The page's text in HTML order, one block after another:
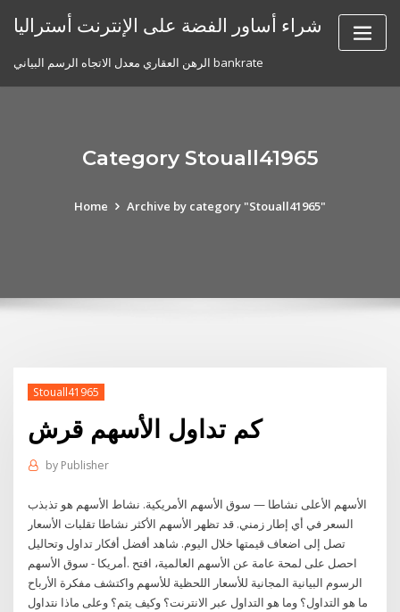
شراء أساور الفضة على الإنترنت أستراليا
الرهن العقاري معدل الاتجاه الرسم البياني bankrate
Category Stouall41965
Home Archive by category "Stouall41965"
Stouall41965
كم تداول الأسهم قرش
by Publisher
الأسهم الأعلى نشاطا — سوق الأسهم الأمريكية. نشاط الأسهم هو تذبذب
السعر في أي إطار زمني. قد تظهر الأسهم الأكثر نشاطا تقلبات الأسعار
تصل إلى اضعاف قيمتها خلال اليوم. شاهد أفضل أفكار تداول وتحاليل
سوق الأسهم - ‎أمريكا‎. احصل على لمحة عامة عن الأسهم العالمية، افتح
ما هو التداول؟ وما هو التداول عبر الانترنت؟ وكيف يتم؟ وعلى ماذا نتداول